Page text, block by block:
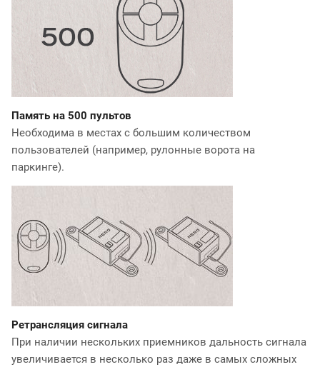
Память на 500 пультов
Необходима в местах с большим количеством
пользователей (например, рулонные ворота на
паркинге).
Ретрансляция сигнала
При наличии нескольких приемников дальность сигнала
увеличивается в несколько раз даже в самых сложных